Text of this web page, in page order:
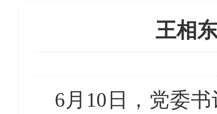
王相
6 月 10 日，党委